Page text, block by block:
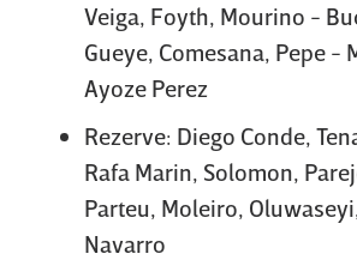
Veiga, Foyth, Mourino -
Gueye, Comesana, Pepe -
Ayoze Perez
Rezerve: Diego Conde,
Rafa Marin, Solomon,
Parteu, Moleiro,
Navarro